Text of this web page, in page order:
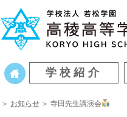
学校紹介
＞ お知らせ ＞ 寺田先生講演会